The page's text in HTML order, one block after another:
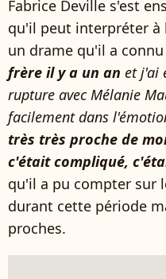
Fabrice Deville s'est
qu'il peut interpréter à
un drame qu'il a
frère il y a un an et j'ai
rupture avec Mélanie
facilement dans
très très proche de
c'était compliqué,
qu'il a pu compter sur
durant cette période
proches.